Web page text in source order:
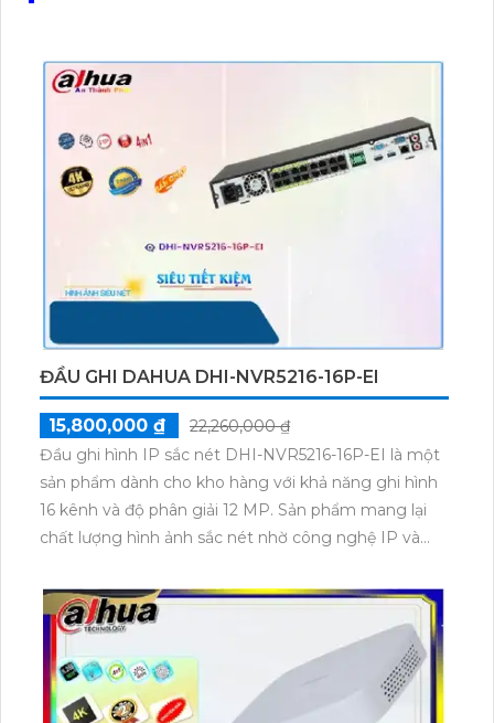
ĐẦU GHI DAHUA DHI-NVR5216-16P-EI
15,800,000 ₫
22,260,000 ₫
Đầu ghi hình IP sắc nét DHI-NVR5216-16P-EI là một
sản phẩm dành cho kho hàng với khả năng ghi hình
16 kênh và độ phân giải 12 MP. Sản phẩm mang lại
chất lượng hình ảnh sắc nét nhờ công nghệ IP và
có công nghệ AI báo động thông minh giúp hạn chế
báo động giả. Sản phẩm cũng hỗ trợ xem ban đêm
và có 2 HDD để lưu trữ dữ liệu. Đặc biệt, sản phẩm
còn tương thích với công nghệ ban đêm ONVIF.